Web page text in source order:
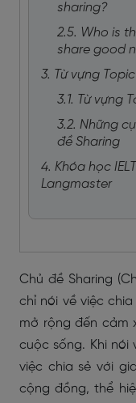
sharing?
2.5. Who is
share good
3. Từ vựng
3.1. Từ vựng
3.2. Những
đề Sharing
4. Khóa học
Langmaster
Chủ đề Sharing
chỉ nói về việc
mở rộng đến cảm
cuộc sống. Khi nói
việc chia sẻ với
cộng đồng, thể